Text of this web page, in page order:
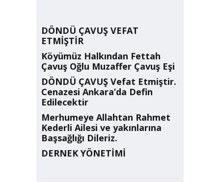
DÖNDÜ ÇAVUŞ VEFAT
ETMİŞTİR
Köyümüz Halkından Fettah
Çavuş Oğlu Muzaffer Çavuş Eşi
DÖNDÜ ÇAVUŞ Vefat Etmiştir.
Cenazesi Ankara’da Defin
Edilecektir
Merhumeye Allahtan Rahmet
Kederli Ailesi ve yakınlarına
Başsağlığı Dileriz.
DERNEK YÖNETİMİ